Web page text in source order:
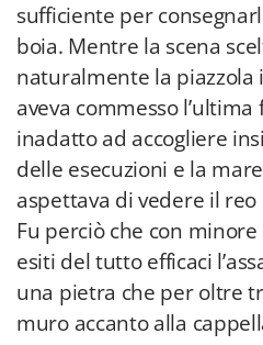
sufficiente per
boia. Mentre la scena
naturalmente la piazzola
aveva commesso
inadatto ad accogliere
delle esecuzioni e la
aspettava di vedere il
Fu perciò che con
esiti del tutto efficaci
una pietra che per oltre
muro accanto alla